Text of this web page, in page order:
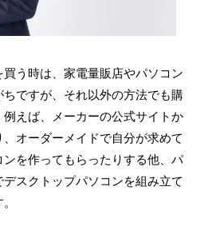
う時は、家電量販店やパソコン
ですが、それ以外の方法でも購
例えば、メーカーの公式サイトか
オーダーメイドで自分が求めて
を作ってもらったりする他、パ
スクトップパソコンを組み立て